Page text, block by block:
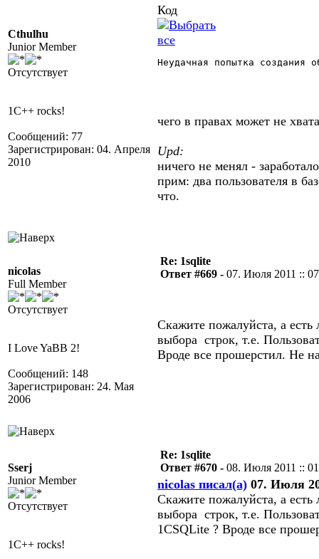
Cthulhu
Junior Member
Отсутствует
1C++ rocks!
Сообщений: 77
Зарегистрирован: 04. Апреля
2010
Код
Неудачная попытка создания
чего в правах может не
Upd:
ничего не менял -
прим: два пользователя в
что.
nicolas
Full Member
Отсутствует
I Love YaBB 2!
Сообщений: 148
Зарегистрирован: 24. Мая
2006
Re: 1sqlite
Ответ #669 - 07. Июля 2011 ::
Скажите пожалуйста, а
выбора строк, т.е.
Вроде все прошерстил. Не
Sserj
Junior Member
Отсутствует
1C++ rocks!
Re: 1sqlite
Ответ #670 - 08. Июля 2011 ::
nicolas писал(а) 07. Июля
Скажите пожалуйста, а
выбора строк, т.е.
1CSQLite ? Вроде все